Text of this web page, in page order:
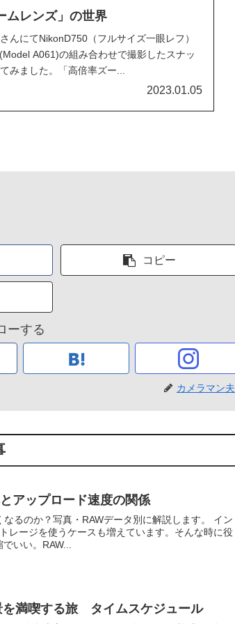
ムレンズ」の世界
んにてNikonD750（フルサイズ一眼レフ）
A061)の組み合わせで撮影したスナッ
みました。「高倍率ズー...
2023.01.05
コピー
ーする
カメラマン夫
アップロード速度の関係
るのか？写真・RAWデータ別に解説します。 イン
レージを使うケースも増えています。そんな時に役
いい。RAW...
を満喫する旅 タイムスケジュール